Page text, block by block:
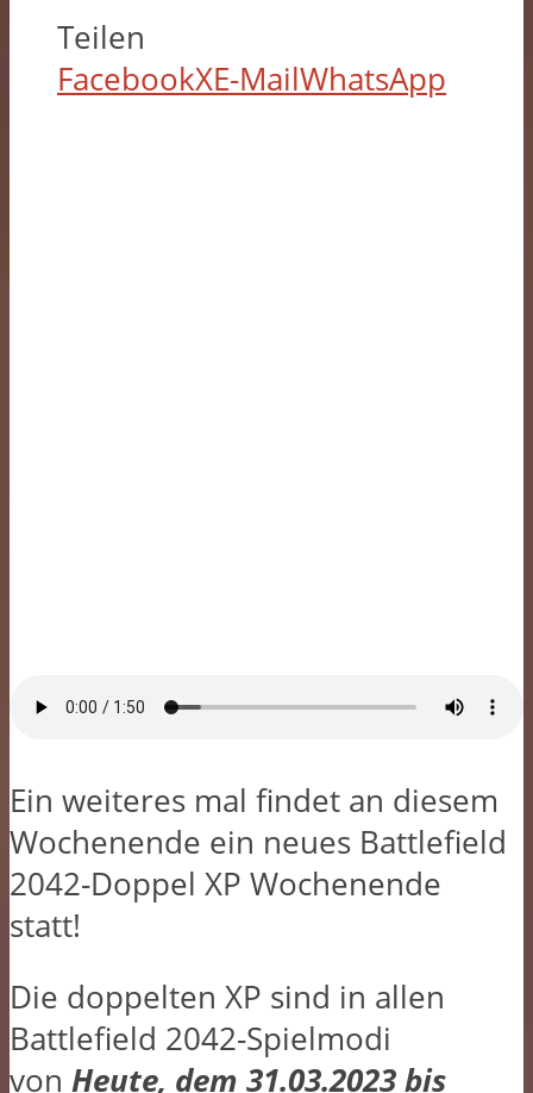
Teilen
FacebookXE-MailWhatsApp
Ein weiteres mal findet an diesem
Wochenende ein neues Battlefield
2042-Doppel XP Wochenende
statt!
Die doppelten XP sind in allen
Battlefield 2042-Spielmodi
von Heute, dem 31.03.2023 bis